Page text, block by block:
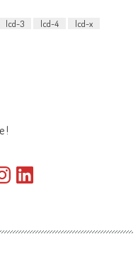
lcd-3 lcd-4
lcd-x
!
LinkedIn